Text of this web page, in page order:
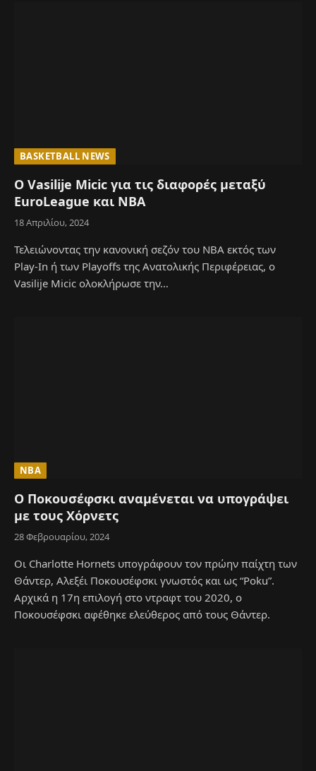
BASKETBALL NEWS
Ο Vasilije Micic για τις διαφορές μεταξύ
EuroLeague και NBA
18 Απριλίου, 2024
Τελειώνοντας την κανονική σεζόν του NBA εκτός των
Play-In ή των Playoffs της Ανατολικής Περιφέρειας, ο
Vasilije Micic ολοκλήρωσε την…
NBA
Ο Ποκουσέφσκι αναμένεται να υπογράψει
με τους Χόρνετς
28 Φεβρουαρίου, 2024
Οι Charlotte Hornets υπογράφουν τον πρώην παίχτη των
Θάντερ, Αλεξέι Ποκουσέφσκι γνωστός και ως “Poku”.
Αρχικά η 17η επιλογή στο ντραφτ του 2020, ο
Ποκουσέφσκι αφέθηκε ελεύθερος από τους Θάντερ.